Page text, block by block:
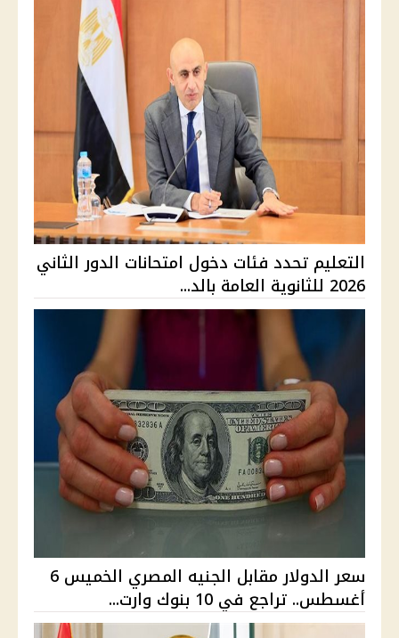
التعليم تحدد فئات دخول امتحانات الدور الثاني
2026 للثانوية العامة بالد...
سعر الدولار مقابل الجنيه المصري الخميس 6
أغسطس.. تراجع في 10 بنوك وارت...